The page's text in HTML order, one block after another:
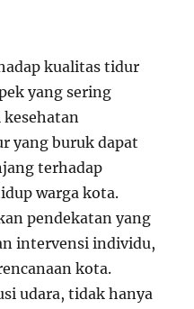
kualitas tidur
yang sering
kesehatan
yang buruk dapat
terhadap
warga kota.
pendekatan yang
intervensi individu,
kota.
udara, tidak hanya